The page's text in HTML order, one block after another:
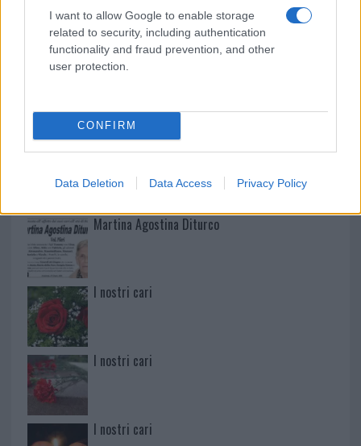
I want to allow Google to enable storage
related to security, including authentication
functionality and fraud prevention, and other
user protection.
CONFIRM
Data Deletion Data Access Privacy Policy
NECROLOGIE
Paolo Pinna
Martina Agostina Diturco
I nostri cari
I nostri cari
I nostri cari